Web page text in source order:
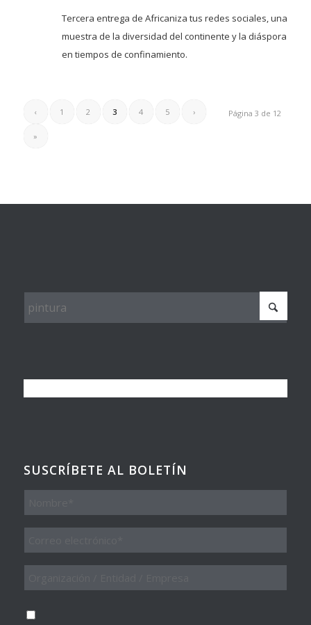
Tercera entrega de Africaniza tus redes sociales, una
muestra de la diversidad del continente y la diáspora
en tiempos de confinamiento.
Página 3 de 12
‹ 1 2 3 4 5 ›
»
SUSCRÍBETE AL BOLETÍN
Nombre
Entidad
Empresa
Consentimiento